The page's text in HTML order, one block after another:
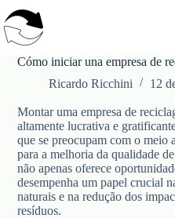
al
contenido
Cómo iniciar una empresa de
Ricardo Ricchini
12
Montar uma empresa de
altamente lucrativa e
que se preocupam com o meio
para a melhoria da qualidade
não apenas oferece
desempenha um papel crucial
naturais e na redução dos
resíduos.